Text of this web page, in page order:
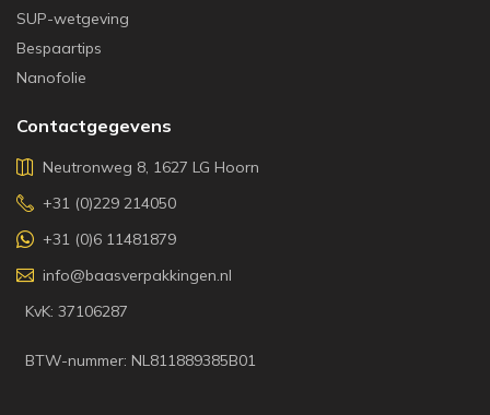
SUP-wetgeving
Bespaartips
Nanofolie
Contactgegevens
Neutronweg 8, 1627 LG Hoorn
+31 (0)229 214050
+31 (0)6 11481879
info@baasverpakkingen.nl
KvK: 37106287
BTW-nummer: NL811889385B01